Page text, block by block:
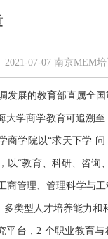
2021-07-07 南京MEM培
展的教育部直属全国
学商学教育可追溯至
商学院以“求天下学 问
以“教育、科研、咨询
商管理、管理科学与
类型人才培养能力和
平台，2 个职业教育与